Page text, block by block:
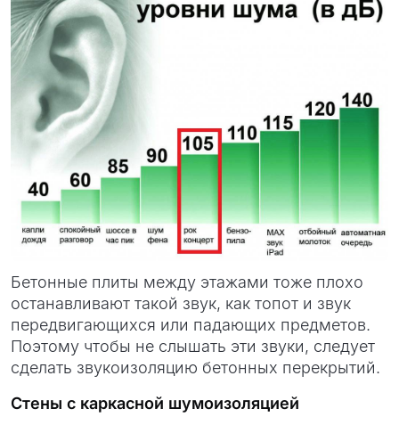
Бетонные плиты между этажами тоже плохо
останавливают такой звук, как топот и звук
передвигающихся или падающих предметов.
Поэтому чтобы не слышать эти звуки, следует
сделать звукоизоляцию бетонных перекрытий.
Стены с каркасной шумоизоляцией